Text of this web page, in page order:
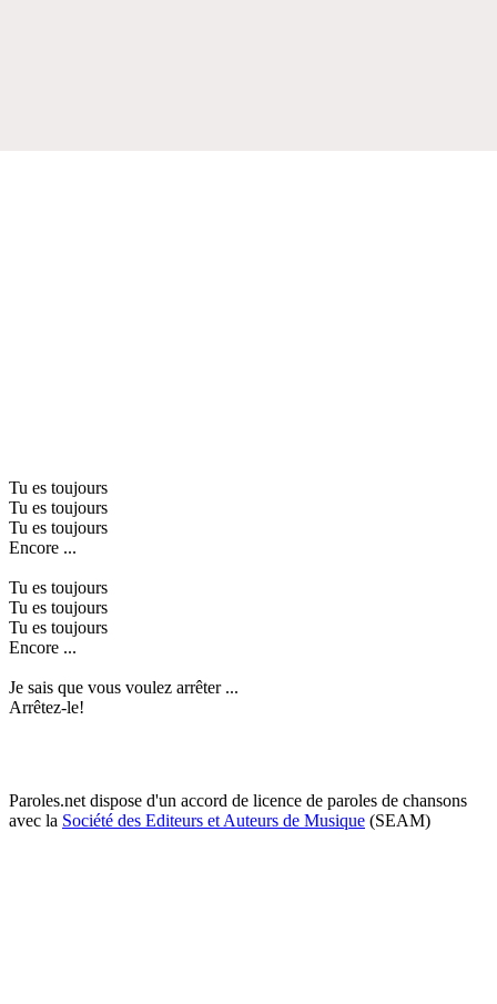
Tu es toujours
Tu es toujours
Tu es toujours
Encore ...
Tu es toujours
Tu es toujours
Tu es toujours
Encore ...
Je sais que vous voulez arrêter ...
Arrêtez-le!
Paroles.net dispose d'un accord de licence de paroles de chansons
avec la Société des Editeurs et Auteurs de Musique (SEAM)